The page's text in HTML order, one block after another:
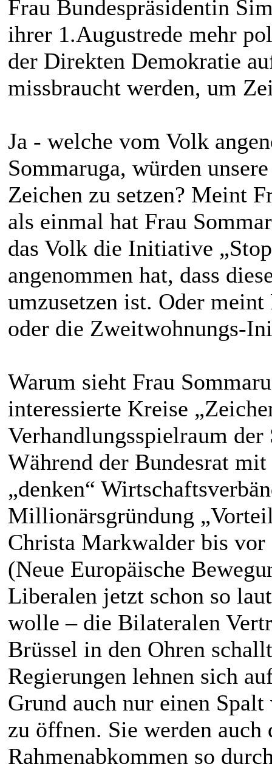
Frau Bundespräsidentin
ihrer 1.Augustrede mehr
der Direkten Demokratie
missbraucht werden, um
Ja - welche vom Volk
Sommaruga, würden
Zeichen zu setzen? Meint
als einmal hat Frau
das Volk die Initiative
angenommen hat, dass
umzusetzen ist. Oder
oder die Zweitwohnungs-
Warum sieht Frau
interessierte Kreise
Verhandlungsspielraum
Während der Bundesrat
„denken“
Millionärsgründung
Christa Markwalder bis vor
(Neue Europäische
Liberalen jetzt schon so
wolle – die Bilateralen
Brüssel in den Ohren
Regierungen lehnen sich
Grund auch nur einen
zu öffnen. Sie werden
Rahmenabkommen so